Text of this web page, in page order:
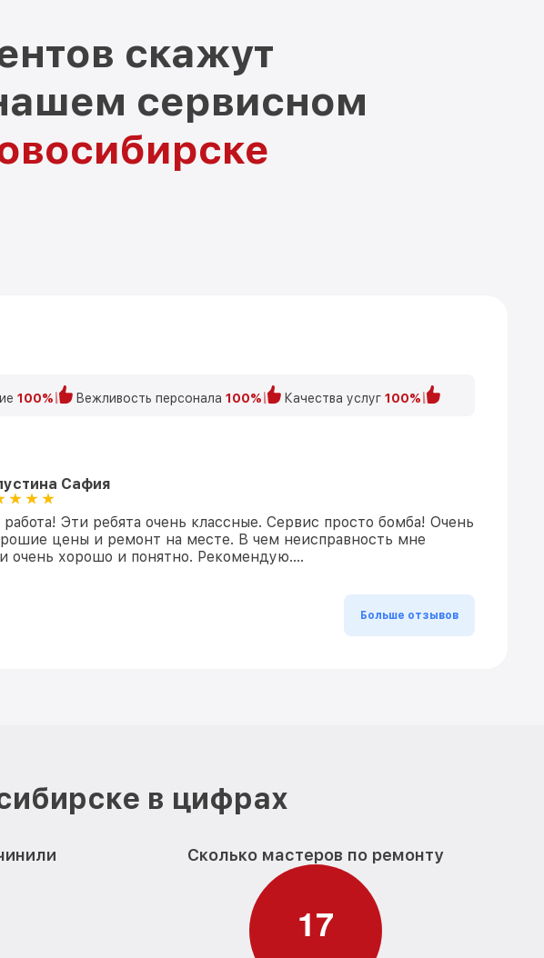
скажут
сервисном
100% Вежливость персонала 100% Качества услуг 100%
Сафия
работа! Эти ребята очень классные. Сервис просто бомба! Очень
цены и ремонт на месте. В чем неисправность мне
очень хорошо и понятно. Рекомендую….
Больше отзывов
в цифрах
Сколько мастеров по ремонту
17